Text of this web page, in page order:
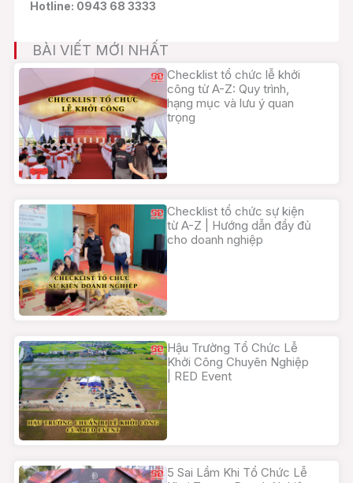
Hotline: 0943 68 3333
BÀI VIẾT MỚI NHẤT
Checklist tổ chức lễ khởi
công từ A-Z: Quy trình,
hạng mục và lưu ý quan
trọng
Checklist tổ chức sự kiện
từ A-Z | Hướng dẫn đầy đủ
cho doanh nghiệp
Hậu Trường Tổ Chức Lễ
Khởi Công Chuyên Nghiệp
| RED Event
5 Sai Lầm Khi Tổ Chức Lễ